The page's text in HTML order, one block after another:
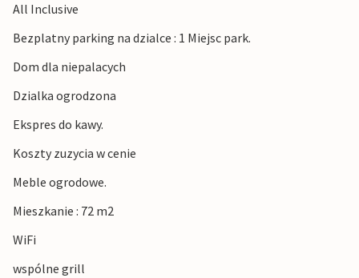
i sklepy są również w odległości spaceru. Zadar to
wspaniałe miasto z fascynującą mieszanką wspaniałych
życia.
pozostaną w pamięci.
All Inclusive
Bezplatny parking na dzialce : 1 Miejsc park.
Dom dla niepalacych
Dzialka ogrodzona
Ekspres do kawy.
Koszty zuzycia w cenie
Meble ogrodowe.
Mieszkanie : 72 m2
WiFi
wspólne grill